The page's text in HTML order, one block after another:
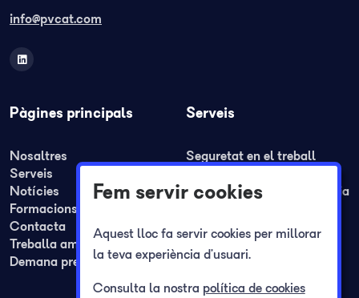
info@pvcat.com
Pàgines principals
Nosaltres
Serveis
Notícies
Formacions
Contacta
Treballa amb nosaltres
Demana pressupost
Serveis
Seguretat en el treball
Ergonomia i psicosociologia
Formació
Plans de seguretat i REA
Plans d'autoprotecció
Registre jornada laboral
Fem servir cookies
Aquest lloc fa servir cookies per millorar
la teva experiència d’usuari.
Consulta la nostra política de cookies